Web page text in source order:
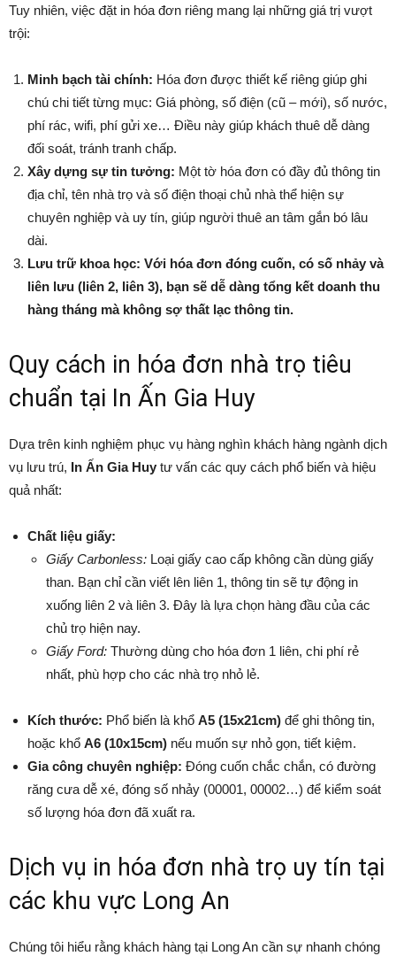
Tuy nhiên, việc đặt in hóa đơn riêng mang lại những giá trị vượt
trội:
Minh bạch tài chính: Hóa đơn được thiết kế riêng giúp ghi
chú chi tiết từng mục: Giá phòng, số điện (cũ – mới), số nước,
phí rác, wifi, phí gửi xe… Điều này giúp khách thuê dễ dàng
đối soát, tránh tranh chấp.
Xây dựng sự tin tưởng: Một tờ hóa đơn có đầy đủ thông tin
địa chỉ, tên nhà trọ và số điện thoại chủ nhà thể hiện sự
chuyên nghiệp và uy tín, giúp người thuê an tâm gắn bó lâu
dài.
Lưu trữ khoa học: Với hóa đơn đóng cuốn, có số nhảy và
liên lưu (liên 2, liên 3), bạn sẽ dễ dàng tổng kết doanh thu
hàng tháng mà không sợ thất lạc thông tin.
Quy cách in hóa đơn nhà trọ tiêu
chuẩn tại In Ấn Gia Huy
Dựa trên kinh nghiệm phục vụ hàng nghìn khách hàng ngành dịch
vụ lưu trú, In Ấn Gia Huy tư vấn các quy cách phổ biến và hiệu
quả nhất:
Chất liệu giấy:
Giấy Carbonless: Loại giấy cao cấp không cần dùng giấy
than. Bạn chỉ cần viết lên liên 1, thông tin sẽ tự động in
xuống liên 2 và liên 3. Đây là lựa chọn hàng đầu của các
chủ trọ hiện nay.
Giấy Ford: Thường dùng cho hóa đơn 1 liên, chi phí rẻ
nhất, phù hợp cho các nhà trọ nhỏ lẻ.
Kích thước: Phổ biến là khổ A5 (15x21cm) để ghi thông tin,
hoặc khổ A6 (10x15cm) nếu muốn sự nhỏ gọn, tiết kiệm.
Gia công chuyên nghiệp: Đóng cuốn chắc chắn, có đường
răng cưa dễ xé, đóng số nhảy (00001, 00002…) để kiểm soát
số lượng hóa đơn đã xuất ra.
Dịch vụ in hóa đơn nhà trọ uy tín tại
các khu vực Long An
Chúng tôi hiểu rằng khách hàng tại Long An cần sự nhanh chóng